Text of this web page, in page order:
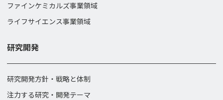
ファインケミカルズ事業領域
ライフサイエンス事業領域
研究開発
研究開発方針・戦略と体制
注力する研究・開発テーマ